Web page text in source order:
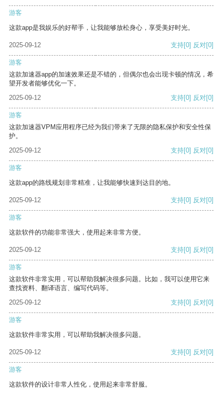
游客
这款app是我娱乐的好帮手，让我能够放松身心，享受美好时光。
2025-09-12 支持[0] 反对[0]
游客
这款加速器app的加速效果还是不错的，但偶尔也会出现卡顿的情况，希
望开发者能够优化一下。
2025-09-12
支持[0] 反对[0]
游客
这款加速器VPM应用程序已经为我们带来了无限的隐私保护和安全性保
护。
2025-09-12
支持[0] 反对[0]
游客
这款app的路线规划非常精准，让我能够快速到达目的地。
2025-09-12 支持[0] 反对[0]
游客
这款软件的功能非常强大，使用起来非常方便。
2025-09-12 支持[0] 反对[0]
游客
这款软件非常实用，可以帮助我解决很多问题。比如，我可以使用它来
查找资料、翻译语言、编写代码等。
2025-09-12
支持[0] 反对[0]
游客
这款软件非常实用，可以帮助我解决很多问题。
2025-09-12 支持[0] 反对[0]
游客
这款软件的设计非常人性化，使用起来非常舒服。